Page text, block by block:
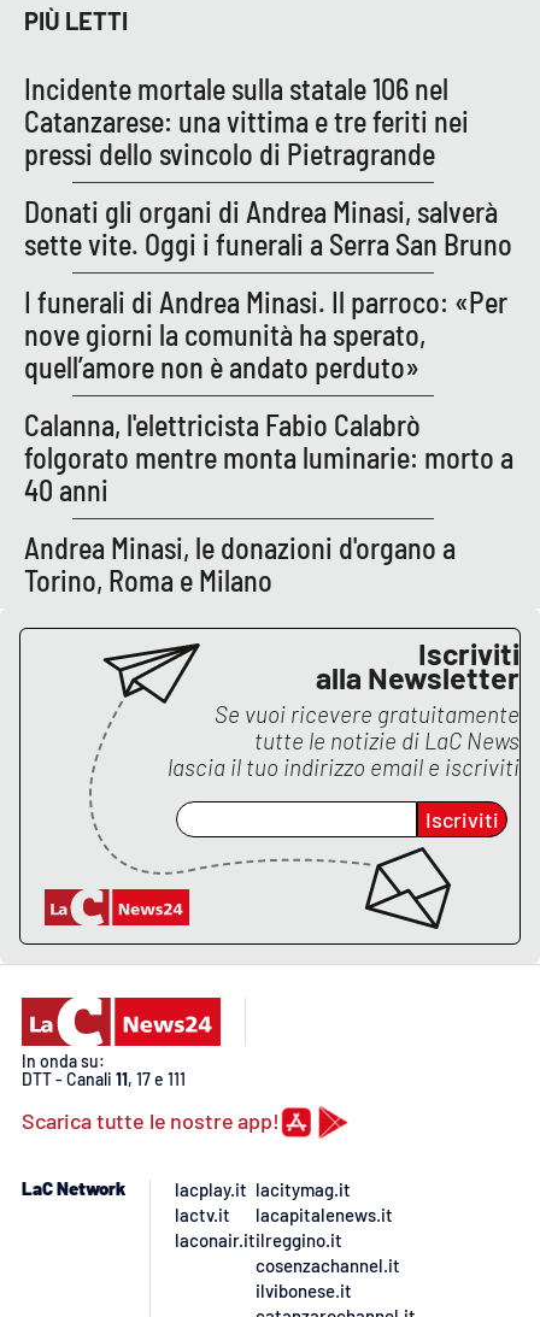
Reggio Calabria
Cosenza
Lamezia Terme
PROGETTI
SPECIALI
Buona Sanità Calabria
CALABRIAVISIONE
Destinazioni
Food
Storie
NETWORK
Lacplay.it
Lactv.it
Laconair.it
Lacitymag.it
Lacapitalenews.it
Ilreggino.it
PIÙ LETTI
Incidente mortale sulla statale 106 nel
Catanzarese: una vittima e tre feriti nei
pressi dello svincolo di Pietragrande
Donati gli organi di Andrea Minasi, salverà
sette vite. Oggi i funerali a Serra San Bruno
I funerali di Andrea Minasi. Il parroco: «Per
nove giorni la comunità ha sperato,
quell’amore non è andato perduto»
Calanna, l'elettricista Fabio Calabrò
folgorato mentre monta luminarie: morto a
40 anni
Andrea Minasi, le donazioni d'organo a
Torino, Roma e Milano
Iscriviti
alla Newsletter
Se vuoi ricevere gratuitamente
tutte le notizie di LaC News
lascia il tuo indirizzo email e iscriviti
Iscriviti
In onda su:
DTT - Canali 11, 17 e 111
Scarica tutte le nostre app!
LaC Network
lacplay.it
lactv.it
laconair.it
lacitymag.it
lacapitalenews.it
ilreggino.it
cosenzachannel.it
ilvibonese.it